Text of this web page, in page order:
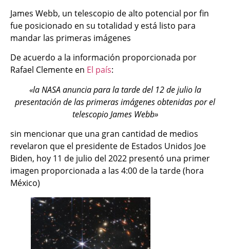
James Webb, un telescopio de alto potencial por fin
fue posicionado en su totalidad y está listo para
mandar las primeras imágenes
De acuerdo a la información proporcionada por
Rafael Clemente en El país:
«la NASA anuncia para la tarde del 12 de julio la
presentación de las primeras imágenes obtenidas por el
telescopio James Webb»
sin mencionar que una gran cantidad de medios
revelaron que el presidente de Estados Unidos Joe
Biden, hoy 11 de julio del 2022 presentó una primer
imagen proporcionada a las 4:00 de la tarde (hora
México)